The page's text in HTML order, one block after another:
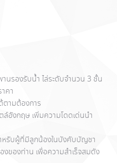
นรองรับน้ำ ไล่ระดับจำนวน 3 ชั้น
คา
ตามต้องการ
ล์อังกฤษ เพิ่มความโดดเด่นนำ
หรับผู้ที่มีลูกน้องในบังคับบัญชา
ของท่าน เพื่อความสำเร็จสมดัง